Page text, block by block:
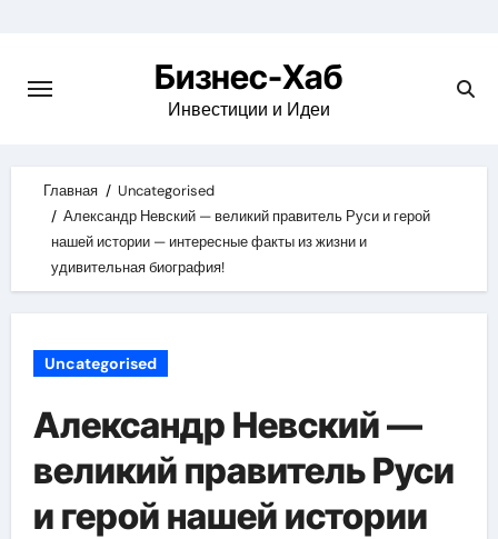
content
Бизнес-Хаб
Инвестиции и Идеи
Главная
Uncategorised
Александр Невский — великий правитель Руси и герой
нашей истории — интересные факты из жизни и
удивительная биография!
Uncategorised
Александр Невский —
великий правитель Руси
и герой нашей истории